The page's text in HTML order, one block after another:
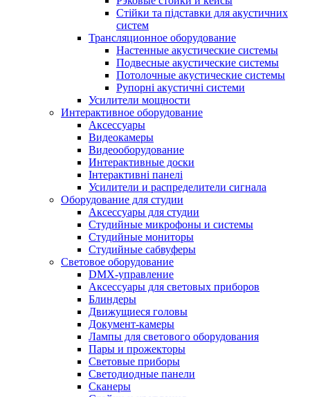
Стійки та підставки для акустичних
систем
Трансляционное оборудование
Настенные акустические системы
Подвесные акустические системы
Потолочные акустические системы
Рупорні акустичні системи
Усилители мощности
Интерактивное оборудование
Аксессуары
Видеокамеры
Видеооборудование
Интерактивные доски
Інтерактивні панелі
Усилители и распределители сигнала
Оборудование для студии
Аксессуары для студии
Студийные микрофоны и системы
Студийные мониторы
Студийные сабвуферы
Световое оборудование
DMX-управление
Аксессуары для световых приборов
Блиндеры
Движущиеся головы
Документ-камеры
Лампы для светового оборудования
Пары и прожекторы
Световые приборы
Светодиодные панели
Сканеры